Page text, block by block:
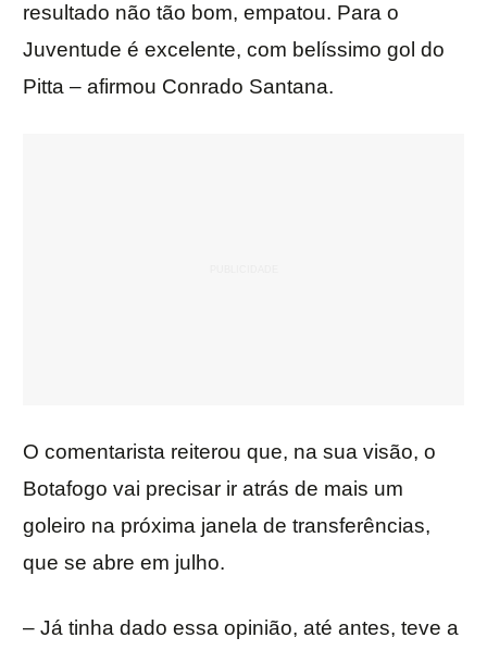
resultado não tão bom, empatou. Para o
Juventude é excelente, com belíssimo gol do
Pitta – afirmou Conrado Santana.
O comentarista reiterou que, na sua visão, o
Botafogo vai precisar ir atrás de mais um
goleiro na próxima janela de transferências,
que se abre em julho.
– Já tinha dado essa opinião, até antes, teve a